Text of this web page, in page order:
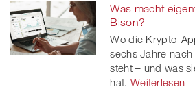
Facebook
on
twitt
er
Was macht
Bison?
Wo die Krypto-
sechs Jahre
steht – und was
hat. Weiterlesen